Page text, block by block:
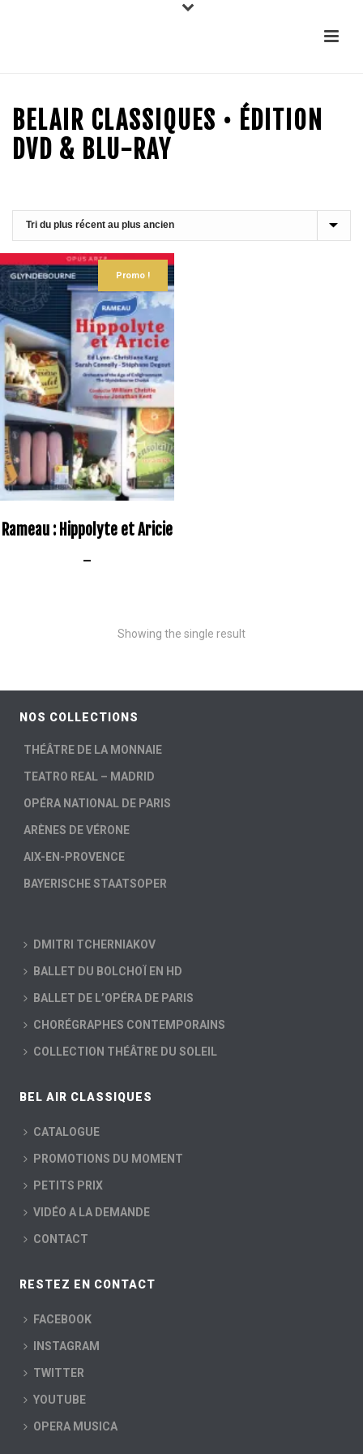
BELAIR CLASSIQUES • ÉDITION
DVD & BLU-RAY
Promo !
Rameau : Hippolyte et Aricie
–
Showing the single result
NOS COLLECTIONS
THÉÂTRE DE LA MONNAIE
TEATRO REAL – MADRID
OPÉRA NATIONAL DE PARIS
ARÈNES DE VÉRONE
AIX-EN-PROVENCE
BAYERISCHE STAATSOPER
DMITRI TCHERNIAKOV
BALLET DU BOLCHOÏ EN HD
BALLET DE L’OPÉRA DE PARIS
CHORÉGRAPHES CONTEMPORAINS
COLLECTION THÉÂTRE DU SOLEIL
BEL AIR CLASSIQUES
CATALOGUE
PROMOTIONS DU MOMENT
PETITS PRIX
VIDÉO A LA DEMANDE
CONTACT
RESTEZ EN CONTACT
FACEBOOK
INSTAGRAM
TWITTER
YOUTUBE
OPERA MUSICA